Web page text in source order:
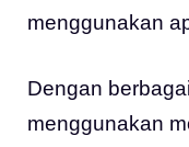
menggunakan
Dengan
menggunakan